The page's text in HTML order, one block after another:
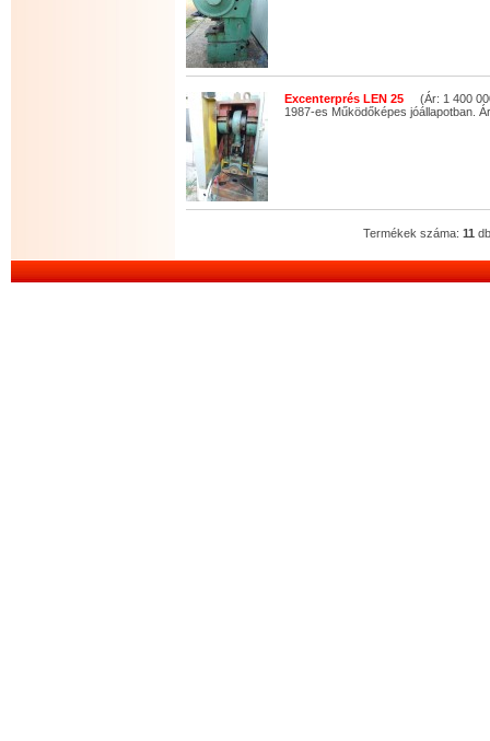
Excenterprés LEN 25
(Ár: 1 400
1987-es Működőképes jóállapotban.
Termékek száma: 11 db